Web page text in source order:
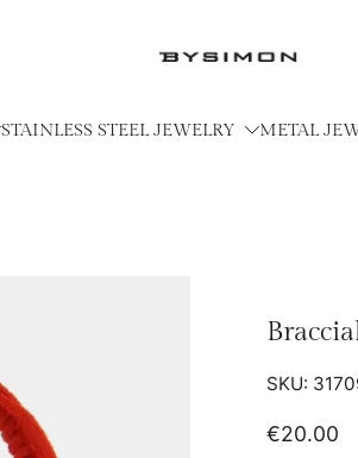
STAINLESS STEEL JEWELRY METAL
SKU:
€20.00